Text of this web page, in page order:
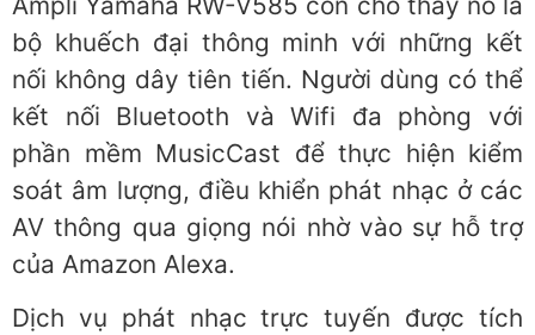
bộ khuếch đại thông minh với những kết
nối không dây tiên tiến. Người dùng có thể
kết nối Bluetooth và Wifi đa phòng với
phần mềm MusicCast để thực hiện kiểm
soát âm lượng, điều khiển phát nhạc ở các
AV thông qua giọng nói nhờ vào sự hỗ trợ
của Amazon Alexa.
Dịch vụ phát nhạc trực tuyến được tích